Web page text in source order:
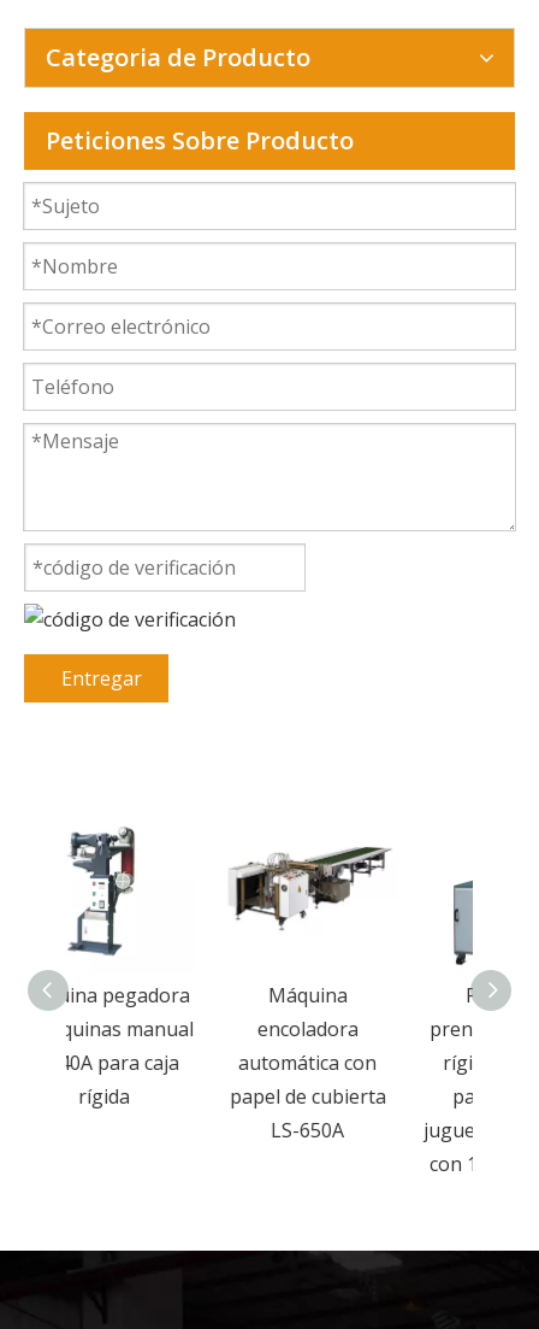
Categoria de Producto
Peticiones Sobre Producto
Entregar
Máquina
encoladora
automática con
papel de cubierta
Prensa de
prensado de cajas
rígidas Munual
para cajas de
juguetes, té y bolas
con 15 piezas/min